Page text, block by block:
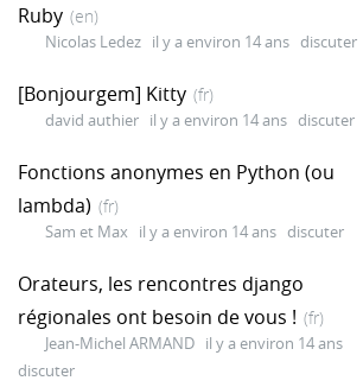
Ruby (en)
Nicolas Ledez il y a environ 14 ans discuter
[Bonjourgem] Kitty (fr)
david authier il y a environ 14 ans discuter
Fonctions anonymes en Python (ou
lambda) (fr)
Sam et Max il y a environ 14 ans discuter
Orateurs, les rencontres django
régionales ont besoin de vous ! (fr)
Jean-Michel ARMAND il y a environ 14 ans
discuter